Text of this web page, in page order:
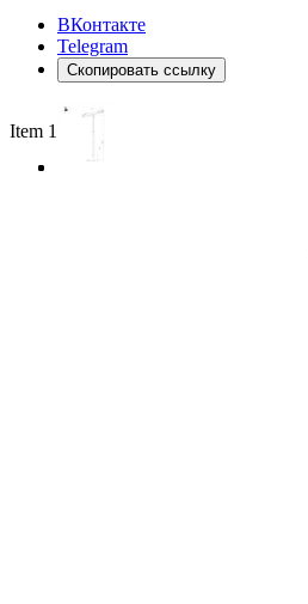
ВКонтакте
Telegram
Скопировать ссылку
Item 1 of 3